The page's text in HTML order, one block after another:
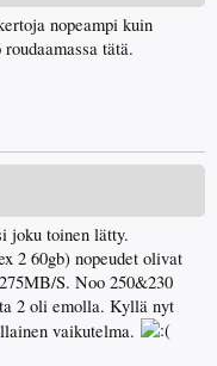
nopeampi kuin
tätä.
joku toinen lätty.
2 60gb) nopeudet olivat
S. Noo 250&230
2 oli emolla. Kyllä nyt
vaikutelma.